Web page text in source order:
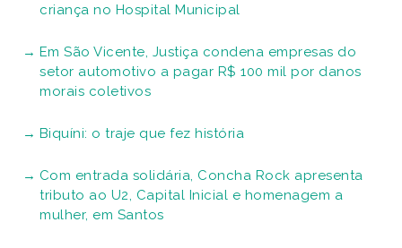
criança no Hospital Municipal
Em São Vicente, Justiça condena empresas do
setor automotivo a pagar R$ 100 mil por danos
morais coletivos
Biquíni: o traje que fez história
Com entrada solidária, Concha Rock apresenta
tributo ao U2, Capital Inicial e homenagem a
mulher, em Santos